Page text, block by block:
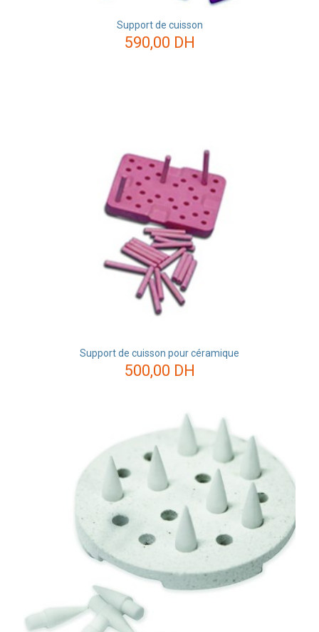
Support de cuisson
590,00 DH
Support de cuisson pour céramique
500,00 DH